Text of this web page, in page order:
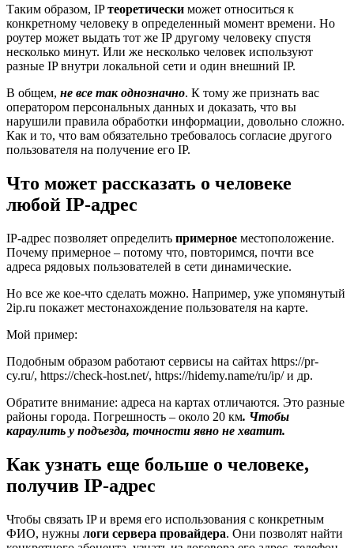
Таким образом, IPтеоретически может относиться к
конкретному человеку в определенный момент времени. Но
роутер может выдать тот же IP другому человеку спустя
несколько минут. Или же несколько человек используют
разные IP внутри локальной сети и один внешний IP.
В общем, не все так однозначно. К тому же признать вас
оператором персональных данных и доказать, что вы
нарушили правила обработки информации, довольно сложно.
Как и то, что вам обязательно требовалось согласие другого
пользователя на получение его IP.
Что может рассказать о человеке
любой IP-адрес
IP-адрес позволяет определить примерное местоположение.
Почему примерное – потому что, повторимся, почти все
адреса рядовых пользователей в сети динамические.
Но все же кое-что сделать можно. Например, уже упомянутый
2ip.ru покажет местонахождение пользователя на карте.
Мой пример:
Подобным образом работают сервисы на сайтах https://pr-
cy.ru/, https://check-host.net/, https://hidemy.name/ru/ip/ и др.
Обратите внимание: адреса на картах отличаются. Это разные
районы города. Погрешность – около 20 км. Чтобы
караулить у подъезда, точности явно не хватит.
Как узнать еще больше о человеке,
получив IP-адрес
Чтобы связать IP и время его использования с конкретным
ФИО, нужны логи сервера провайдера. Они позволят найти